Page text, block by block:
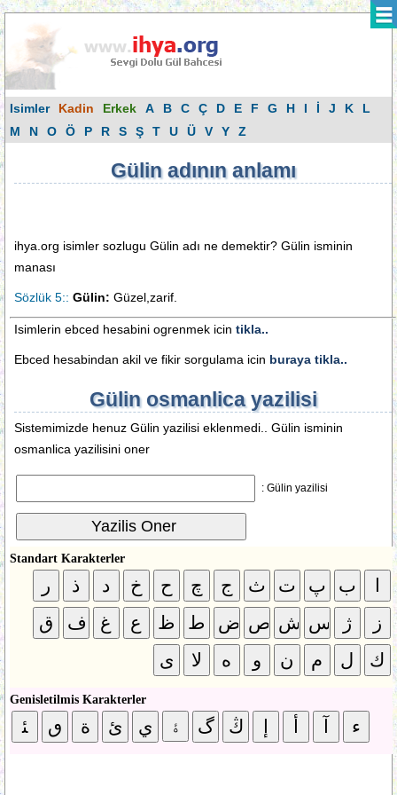
Isimler Kadin Erkek A B C Ç D E F G H I İ J K
L
M
N O Ö P R S Ş T U Ü V Y Z
Gülin adının anlamı
ihya.org isimler sozlugu Gülin adı ne demektir? Gülin isminin
manası
Sözlük 5:: Gülin: Güzel,zarif.
Isimlerin ebced hesabini ogrenmek icin tikla..
Ebced hesabindan akil ve fikir sorgulama icin buraya tikla..
Gülin osmanlica yazilisi
Sistemimizde henuz Gülin yazilisi eklenmedi.. Gülin isminin
osmanlica yazilisini oner
Gülin yazilisi :
Standart Karakterler
Genisletilmis Karakterler